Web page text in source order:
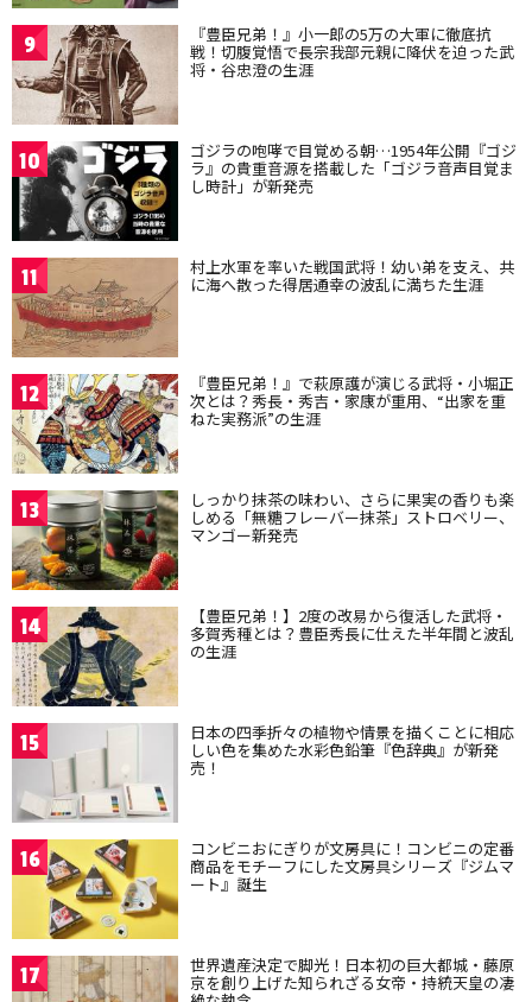
9 『豊臣兄弟！』小一郎の5万の大軍に徹底抗
戦！切腹覚悟で長宗我部元親に降伏を迫った武
将・谷忠澄の生涯
10 ゴジラの咆哮で目覚める朝…1954年公開『ゴジ
ラ』の貴重音源を搭載した「ゴジラ音声目覚ま
し時計」が新発売
11 村上水軍を率いた戦国武将！幼い弟を支え、共
に海へ散った得居通幸の波乱に満ちた生涯
12 『豊臣兄弟！』で萩原護が演じる武将・小堀正
次とは？秀長・秀吉・家康が重用、“出家を重
ねた実務派”の生涯
13 しっかり抹茶の味わい、さらに果実の香りも楽
しめる「無糖フレーバー抹茶」ストロベリー、
マンゴー新発売
14 【豊臣兄弟！】2度の改易から復活した武将・
多賀秀種とは？豊臣秀長に仕えた半年間と波乱
の生涯
15 日本の四季折々の植物や情景を描くことに相応
しい色を集めた水彩色鉛筆『色辞典』が新発
売！
16 コンビニおにぎりが文房具に！コンビニの定番
商品をモチーフにした文房具シリーズ『ジムマ
ート』誕生
17 世界遺産決定で脚光！日本初の巨大都城・藤原
京を創り上げた知られざる女帝・持統天皇の凄